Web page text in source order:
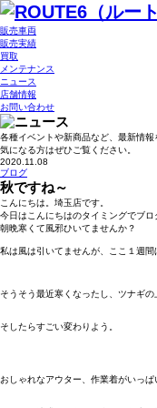
販売車両
販売実績
買取
メンテナンス
ニュース
店舗情報
お問い合わせ
各種イベントや新商品など、最新情報
気になる方はぜひご覧ください。
2020.11.08
ブログ
秋ですね～
こんにちは。埼玉店です。
今日はこんにちはのタイミングでブロ
朝晩寒くて風邪ひいてませんか？
私は風は引いてませんが、ここ１週
そうそう最近寒くなったし、ツナギ
そしたらすごい変わりよう。
おしゃれなアウター、作業着がいっ